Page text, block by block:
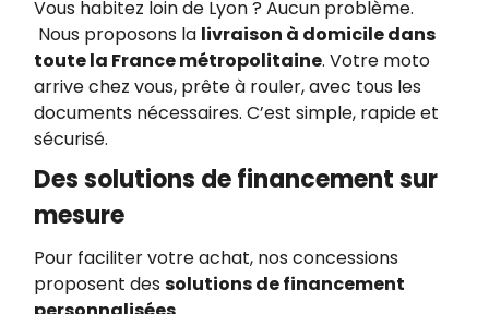
Vous habitez loin de Lyon ? Aucun problème.
Nous proposons la livraison à domicile dans
toute la France métropolitaine. Votre moto
arrive chez vous, prête à rouler, avec tous les
documents nécessaires. C’est simple, rapide et
sécurisé.
Des solutions de financement sur
mesure
Pour faciliter votre achat, nos concessions
proposent des solutions de financement